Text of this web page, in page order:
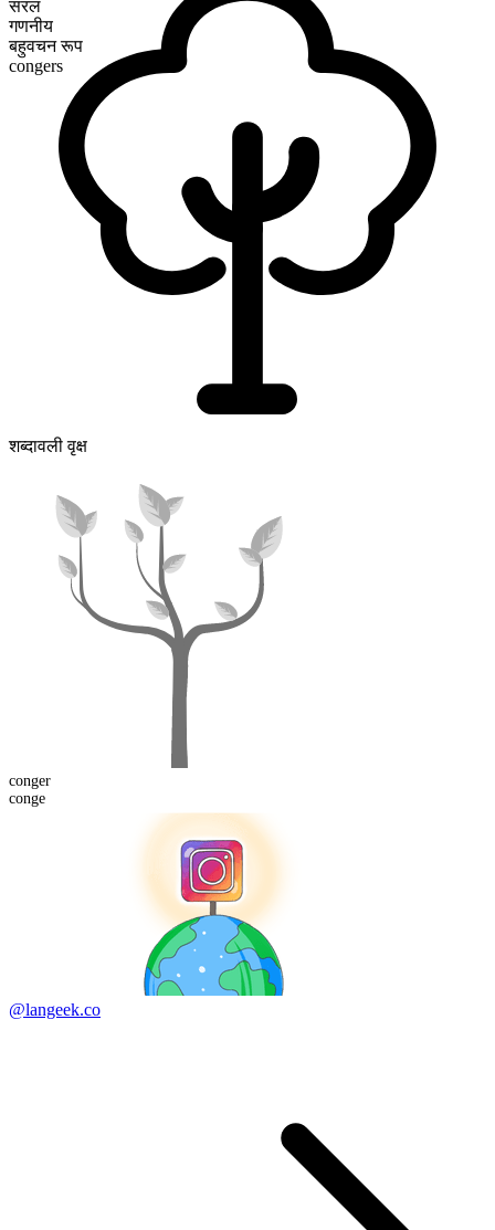
सरल
गणनीय
बहुवचन रूप
congers
शब्दावली वृक्ष
conger
conge
@langeek.co